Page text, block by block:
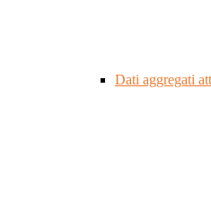
Dati aggregati